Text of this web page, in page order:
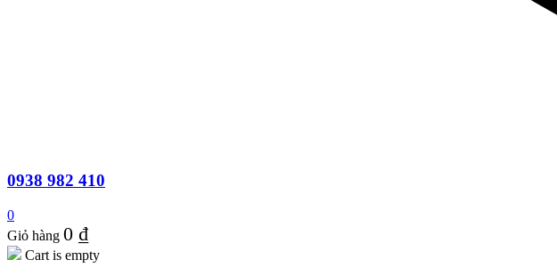
0938 982 410
0
Giỏ hàng 0 ₫
Cart is empty